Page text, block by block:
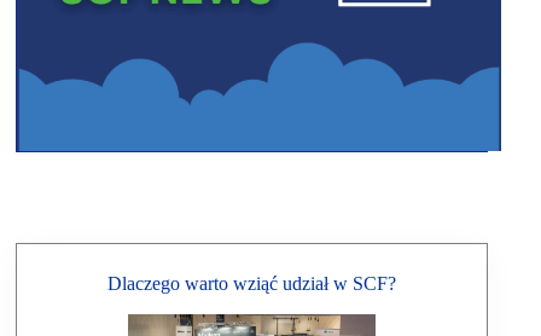
Dlaczego warto wziąć udział w SCF?